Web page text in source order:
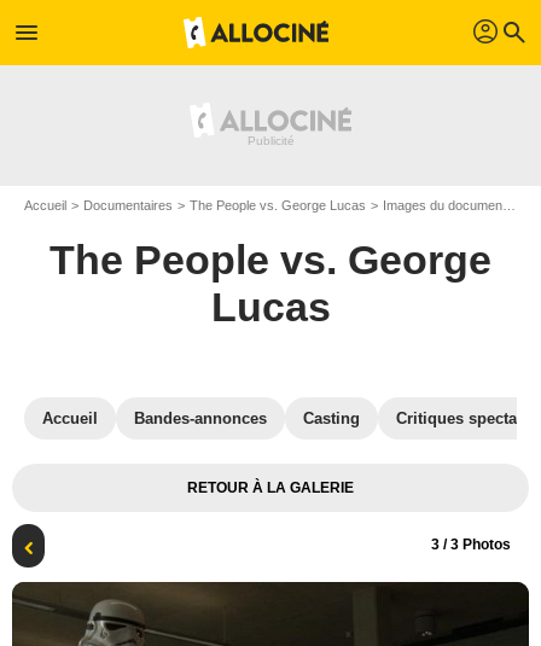
menu profil search
Accueil Documentaires The People vs. George Lucas Images du documentaire The People vs. George Lucas
The People vs. George
Lucas
Accueil Bandes-annonces Casting Critiques
RETOUR À LA GALERIE
3 / 3 Photos